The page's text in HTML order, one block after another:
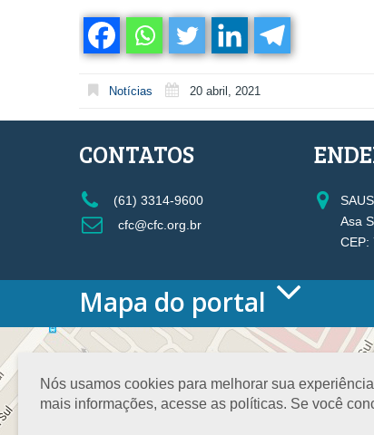
Notícias 20 abril, 2021
Nós usamos cookies para melhorar sua
mais informações, acesse as políticas. Se você
CONTATOS
(61) 3314-9600
cfc@cfc.org.br
Asa
CEP:
Mapa do portal
HOME
O CONSELHO
Conselho Diretor
Nossa Sede
Planejamento